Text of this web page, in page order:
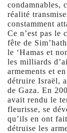
condamnables,
réalité
constamment
Ce n’est pas le
fête de
le ‘Hamas et
les milliards
armements et
détruire Israël,
de Gaza. En
avait rendu le
fleurisse, se
qu’ils en ont
détruise les